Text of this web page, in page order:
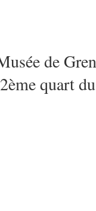
de
quart